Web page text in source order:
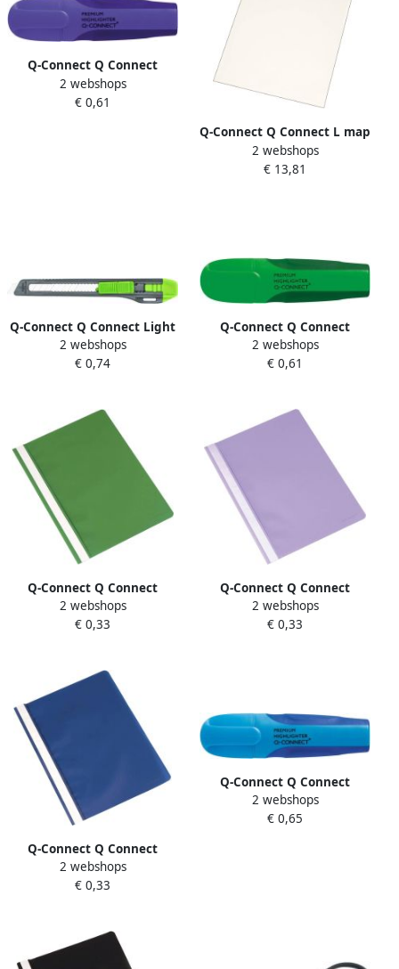
Q-Connect Q Connect
Premium markeerstift paars
2 webshops
€ 0,61
Q-Connect Q Connect L map
gekorreld 120 micron pak
van 100 stuks
2 webshops
€ 13,81
Q-Connect Q Connect Light
Duty cutter
2 webshops
€ 0,74
Q-Connect Q Connect
Premium markeerstift
groen
2 webshops
€ 0,61
Q-Connect Q Connect
snelhechtmap groen
2 webshops
€ 0,33
Q-Connect Q Connect
snelhechtmap paars
2 webshops
€ 0,33
Q-Connect Q Connect
snelhechtmap blauw
2 webshops
€ 0,33
Q-Connect Q Connect
Premium markeerstift
blauw
2 webshops
€ 0,65